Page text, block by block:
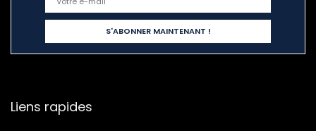
Liens rapides